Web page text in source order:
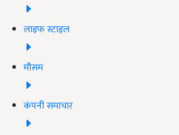
लाइफ स्टाइल
मौसम
कंपनी समाचार